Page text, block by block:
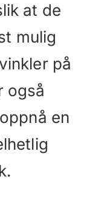
at de
mulig
på
også
en